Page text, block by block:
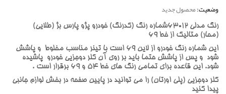
وضعیت:محصول جدید
رنگ مدلی 63012شماره رنگ (کدرنگ) خودرو پژو پارس بژ (طلایی)
(محار) متالیک از خط 69
این شماره رنگ خودرو از لاین 69 است با تینر مناسب مخلوط و پاشش
شود و پس از پاشش حتما باید بر روی آن کلر دوجزیی خودرو پاشیده
شود. این قاعده برای تمامی رنگ های خط 54 و 69 برقرار است .
کلر دوجزیی (پلی اورتان) را می توانید در پایین صفحه در بخش لوازم جانبی
پیدا کنید